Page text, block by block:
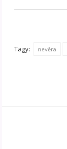
Tagy: nevěra